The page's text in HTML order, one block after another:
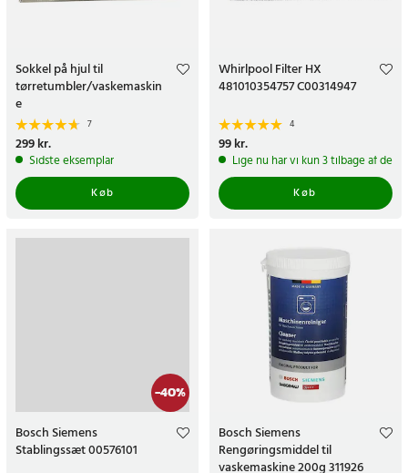
Sokkel på hjul til
tørretumbler/vaskemaskin
e
7
Pris:299 kr.
299 kr.
Sidste eksemplar
Køb
Whirlpool Filter HX
481010354757 C00314947
4
Pris:99 kr.
99 kr.
Lige nu har vi kun 3 tilbage af
Køb
-40%
Bosch Siemens
Stablingssæt 00576101
Bosch Siemens
Rengøringsmiddel til
vaskemaskine 200g 311926